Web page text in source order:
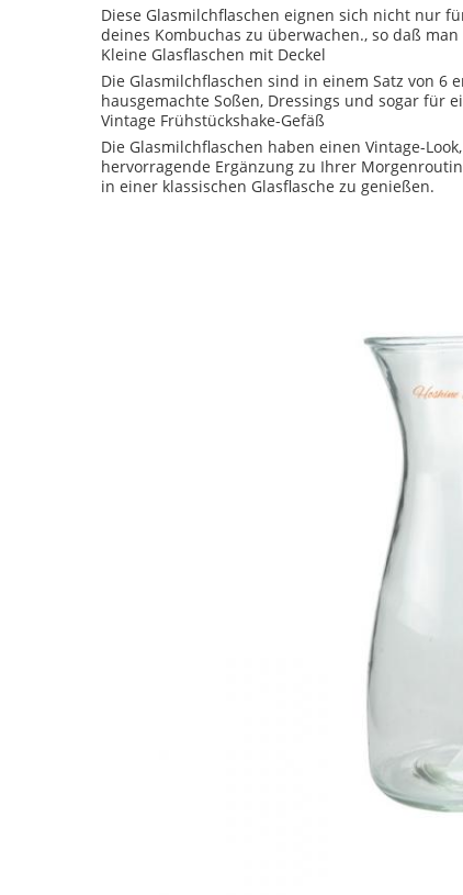
Diese Glasmilchflaschen eignen sich nicht nur
deines Kombuchas zu überwachen., so daß
Kleine Glasflaschen mit Deckel
Die Glasmilchflaschen sind in einem Satz von 6
hausgemachte Soßen, Dressings und sogar für
Vintage Frühstückshake-Gefäß
Die Glasmilchflaschen haben einen Vintage-
hervorragende Ergänzung zu Ihrer
in einer klassischen Glasflasche zu genießen.